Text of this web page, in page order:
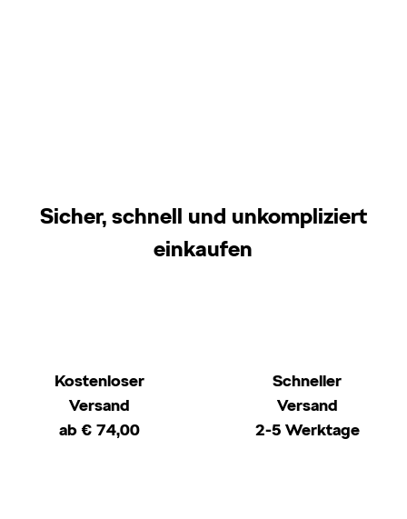
Sicher, schnell und unkompliziert
einkaufen
Kostenloser
Versand
ab € 74,00
Schneller
Versand
2-5 Werktage